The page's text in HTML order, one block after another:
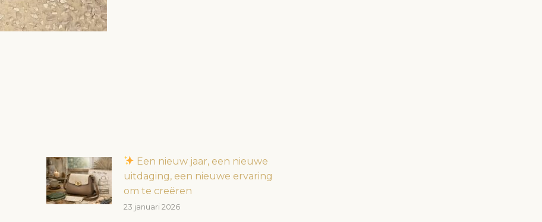
Een nieuw jaar, een nieuwe
uitdaging, een nieuwe ervaring
om te creëren
23 januari 2026